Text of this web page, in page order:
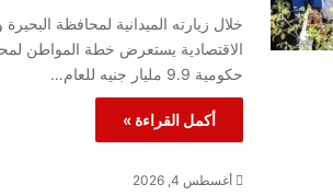
خلال زيارته الميدانية لمحافظة
الاقتصادية يستعرض خطة المواطن
حكومية 9.9 مليار جنيه للعام…
أكمل القراءة »
أغسطس 4, 2026